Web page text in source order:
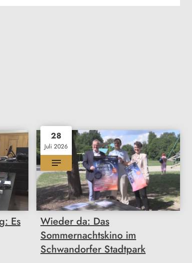
Es
28
Juli 2026
Wieder da: Das
Sommernachtskino im
Schwandorfer Stadtpark